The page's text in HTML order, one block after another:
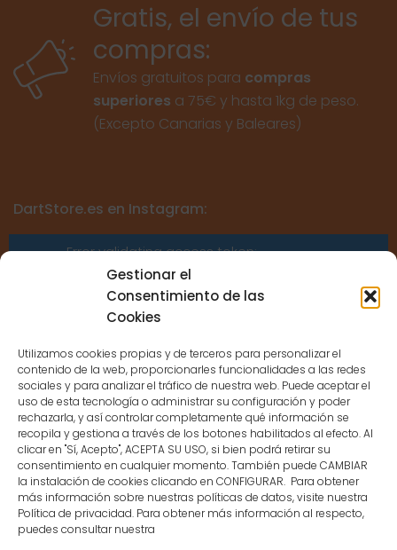
Gestionar el
Consentimiento de las
Cookies
Utilizamos cookies propias y de terceros para personalizar el
contenido de la web, proporcionarles funcionalidades a las redes
sociales y para analizar el tráfico de nuestra web. Puede aceptar el
uso de esta tecnología o administrar su configuración y poder
rechazarla, y así controlar completamente qué información se
recopila y gestiona a través de los botones habilitados al efecto. Al
clicar en "Sí, Acepto", ACEPTA SU USO, si bien podrá retirar su
consentimiento en cualquier momento. También puede CAMBIAR
la instalación de cookies clicando en CONFIGURAR. Para obtener
más información sobre nuestras políticas de datos, visite nuestra
Política de privacidad. Para obtener más información al respecto,
puedes consultar nuestra
Gratis, el envío de tus
compras:
Envíos gratuitos para compras
superiores a 75€ y hasta 1kg de peso.
(Excepto Canarias y Baleares)
DartStore.es en Instagram:
Error validating access token:
Sessions for the user are not allowed
because the user is not a confirmed
CONTACTO
MENÚ PRINCIPAL
MI CUENTA